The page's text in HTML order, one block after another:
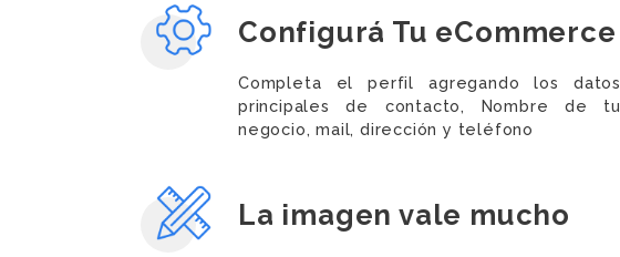
Configurá Tu eCommerce
Completa el perfil agregando los datos
principales de contacto, Nombre de tu
negocio, mail, dirección y teléfono
La imagen vale mucho